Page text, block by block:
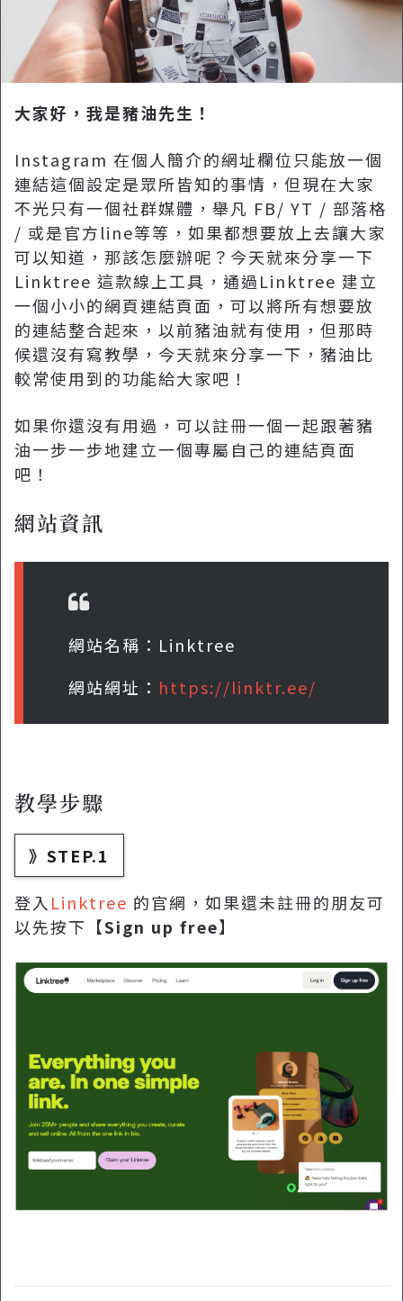
大家好，我是豬油先生！
Instagram 在個人簡介的網址欄位只能放一個
連結這個設定是眾所皆知的事情，但現在大家
不光只有一個社群媒體，舉凡 FB/ YT / 部落格
/ 或是官方line等等，如果都想要放上去讓大家
可以知道，那該怎麼辦呢？今天就來分享一下
Linktree 這款線上工具，通過Linktree 建立
一個小小的網頁連結頁面，可以將所有想要放
的連結整合起來，以前豬油就有使用，但那時
候還沒有寫教學，今天就來分享一下，豬油比
較常使用到的功能給大家吧！
如果你還沒有用過，可以註冊一個一起跟著豬
油一步一步地建立一個專屬自己的連結頁面
吧！
網站資訊
網站名稱：Linktree
網站網址： https://linktr.ee/
教學步驟
》STEP.1
登入 Linktree 的官網，如果還未註冊的朋友可
以先按下【Sign up free】